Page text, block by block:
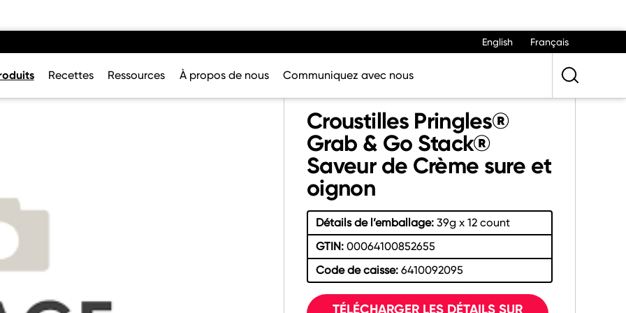
English Français
Recettes Ressources À propos de nous Communiquez avec nous
Croustilles Pringles®
Grab & Go Stack®
Saveur de Crème sure et
oignon
Détails de l’emballage:39g x 12 count
GTIN:00064100852655
Code de caisse:6410092095
TÉLÉCHARGER LES DÉTAILS SUR